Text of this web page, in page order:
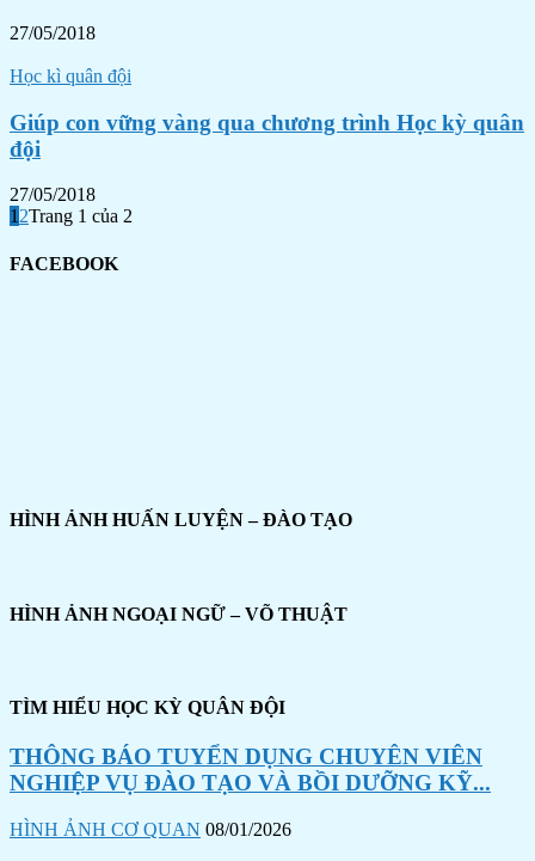
27/05/2018
Học kì quân đội
Giúp con vững vàng qua chương trình Học kỳ quân
đội
27/05/2018
1 2Trang 1 của 2
FACEBOOK
HÌNH ẢNH HUẤN LUYỆN – ĐÀO TẠO
HÌNH ẢNH NGOẠI NGỮ – VÕ THUẬT
TÌM HIỂU HỌC KỲ QUÂN ĐỘI
THÔNG BÁO TUYỂN DỤNG CHUYÊN VIÊN
NGHIỆP VỤ ĐÀO TẠO VÀ BỒI DƯỠNG KỸ...
HÌNH ẢNH CƠ QUAN 08/01/2026